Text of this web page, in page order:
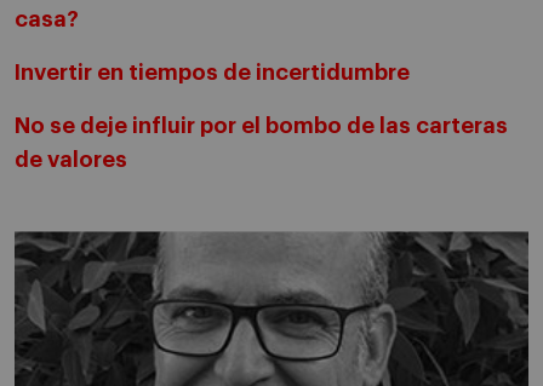
casa?
Invertir en tiempos de incertidumbre
No se deje influir por el bombo de las carteras
de valores